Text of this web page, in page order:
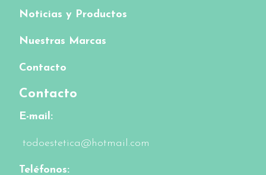
Noticias y Productos
Nuestras Marcas
Contacto
Contacto
E-mail:
todoestetica@hotmail.com
Teléfonos: